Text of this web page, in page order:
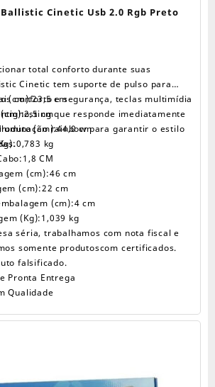
Cinetic Usb 2.0 Rgb Preto
total conforto durante suas
Cinetic tem suporte de pulso para
conforto e segurança, teclas multimídia
que responde imediatamente
rainbow para garantir o estilo
(cm):23,5 cm
cm
(cm):44,0 cm
kg
CM
(cm):46 cm
(cm):22 cm
(cm):4 cm
(Kg):1,039 kg
séria, trabalhamos com nota fiscal e
somente produtoscom certificados.
falsificado.
Pronta Entrega
Qualidade